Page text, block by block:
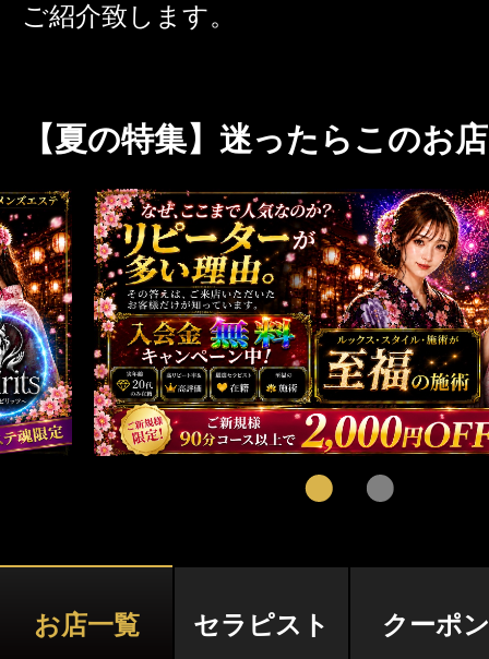
激アツなお店を多数掲載！
メンズエステ店
お店を探す
お店検索ページへ
エリアから探す
茨城 栃木 群馬
セラピスト
セラピストを探す
セラピスト検索ページ
即セラ
ランキング
ご紹介致します。
【夏の特集】迷ったらこのお
お店一覧 セラピスト クーポ